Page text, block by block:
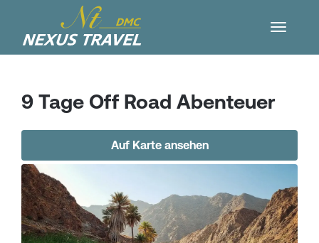
9 Tage Off Road Abenteuer
Auf Karte ansehen